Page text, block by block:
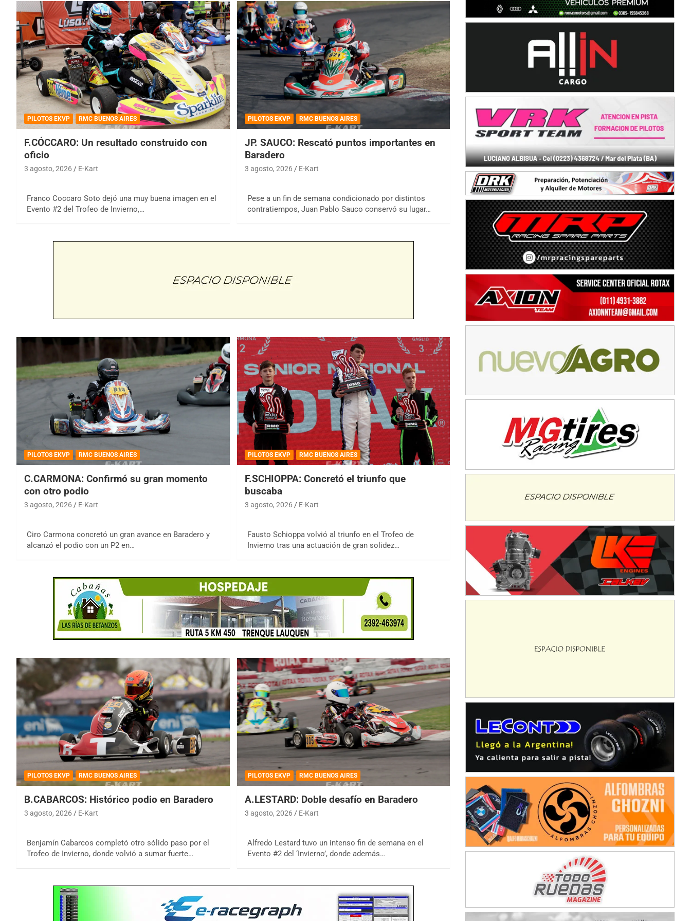
PILOTOS EKVP RMC BUENOS AIRES
F.CÓCCARO: Un resultado construido con
oficio
3 agosto, 2026 E-Kart
Franco Coccaro Soto dejó una muy buena imagen en el
Evento #2 del Trofeo de Invierno,…
PILOTOS EKVP RMC BUENOS AIRES
JP. SAUCO: Rescató puntos importantes en
Baradero
3 agosto, 2026 E-Kart
Pese a un fin de semana condicionado por distintos
contratiempos, Juan Pablo Sauco conservó su lugar…
PILOTOS EKVP RMC BUENOS AIRES
C.CARMONA: Confirmó su gran momento
con otro podio
3 agosto, 2026 E-Kart
Ciro Carmona concretó un gran avance en Baradero y
alcanzó el podio con un P2 en…
PILOTOS EKVP RMC BUENOS AIRES
F.SCHIOPPA: Concretó el triunfo que
buscaba
3 agosto, 2026 E-Kart
Fausto Schioppa volvió al triunfo en el Trofeo de
Invierno tras una actuación de gran solidez…
PILOTOS EKVP RMC BUENOS AIRES
B.CABARCOS: Histórico podio en Baradero
3 agosto, 2026 E-Kart
Benjamín Cabarcos completó otro sólido paso por el
Trofeo de Invierno, donde volvió a sumar fuerte…
PILOTOS EKVP RMC BUENOS AIRES
A.LESTARD: Doble desafío en Baradero
3 agosto, 2026 E-Kart
Alfredo Lestard tuvo un intenso fin de semana en el
Evento #2 del ‘Invierno’, donde además…
KDO - F6
ENTRERRIANO - F6 (POSTERGADA)
VICTORIENSE - F7
Victoria (Entre Ríos)
PATAGONICO - F6
Gral. E. Godoy (Río Negro)
CSK - F7
Juventud Unida (Tierra)
Humboldt (Santa Fe)
NORESTE SANTAFESINO - F6
Ciudad de Avellaneda (Asfalto)
Avellaneda (Santa Fe)
SUR SANTAFESINO - F4
José Samuel Sánchez (Tierra)
Rufino (Santa Fe)
TUCUMANO - F5
Juan Navarro (Asfalto)
El Timbó (Tucumán)